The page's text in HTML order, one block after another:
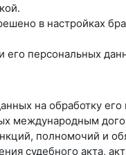
в настройках
персональных
на обработку
международным
полномочий и
судебного акта,